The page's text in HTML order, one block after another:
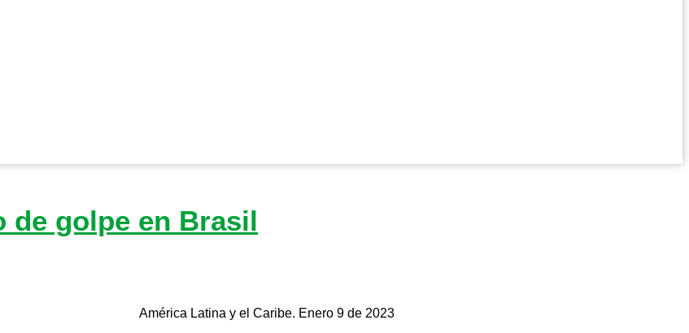
de golpe en Brasil
América Latina y el Caribe. Enero 9 de 2023